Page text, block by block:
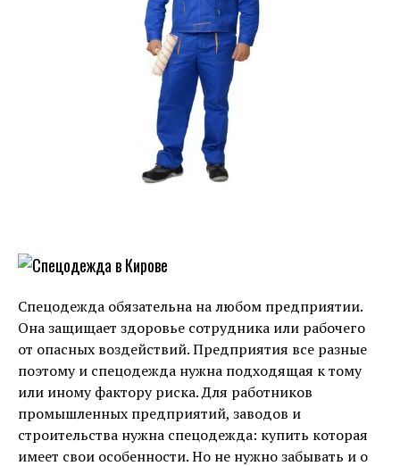
Спецодежда обязательна на любом предприятии.
Она защищает здоровье сотрудника или рабочего
от опасных воздействий. Предприятия все разные
поэтому и спецодежда нужна подходящая к тому
или иному фактору риска. Для работников
промышленных предприятий, заводов и
строительства нужна спецодежда: купить которая
имеет свои особенности. Но не нужно забывать и о